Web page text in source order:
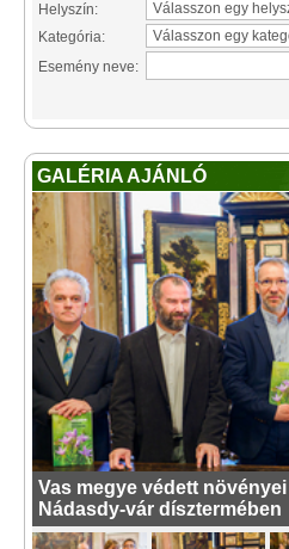
Helyszín:
Kategória:
Esemény neve:
GALÉRIA AJÁNLÓ
Vas megye védett
Nádasdy-vár dísztermében